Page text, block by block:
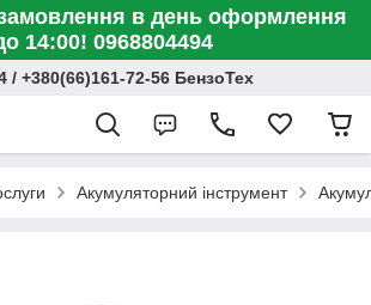
в день оформлення
14:00! 0968804494
/ +380(66)161-72-56 БензоТех
Акумуляторний інструмент